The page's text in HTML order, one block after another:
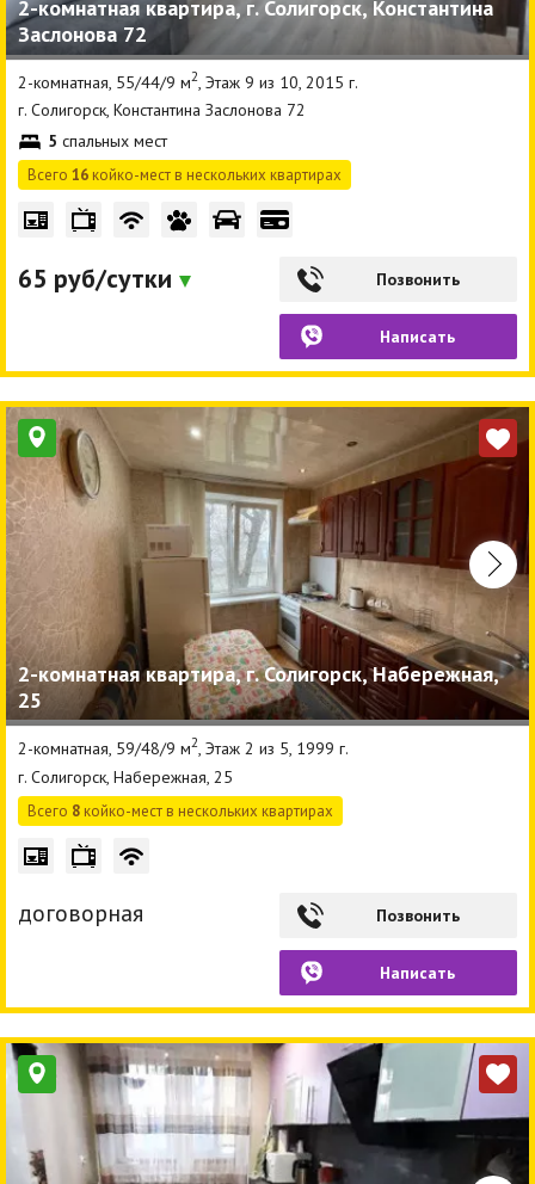
2-комнатная квартира, г. Солигорск, Константина
Заслонова 72
2-комнатная, 55/44/9 м2 , Этаж 9 из 10, 2015 г.
г. Солигорск, Константина Заслонова 72
5 спальных мест
Всего 16 койко-мест в нескольких квартирах
65 руб/сутки Позвонить
Написать
2-комнатная квартира, г. Солигорск, Набережная,
25
2-комнатная, 59/48/9 м2, Этаж 2 из 5, 1999 г.
г. Солигорск, Набережная, 25
Всего 8 койко-мест в нескольких квартирах
договорная Позвонить
Написать